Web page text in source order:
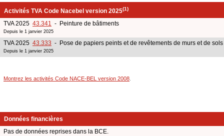
Activités TVA Code Nacebel version 2025(1)
TVA 2025 43.341 - Peinture de bâtiments
Depuis le 1 janvier 2025
TVA 2025 43.333 - Pose de papiers peints et de revêtements de murs et de
Depuis le 1 janvier 2025
Montrez les activités Code NACE-BEL version 2008
Données financières
Pas de données reprises dans la BCE.